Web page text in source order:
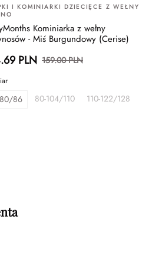
I KOMINIARKI DZIECIĘCE Z WEŁNY
Kominiarka z wełny
- Miś Burgundowy (Cerise)
PLN 159.00 PLN
86 80-104/110 110-122/128